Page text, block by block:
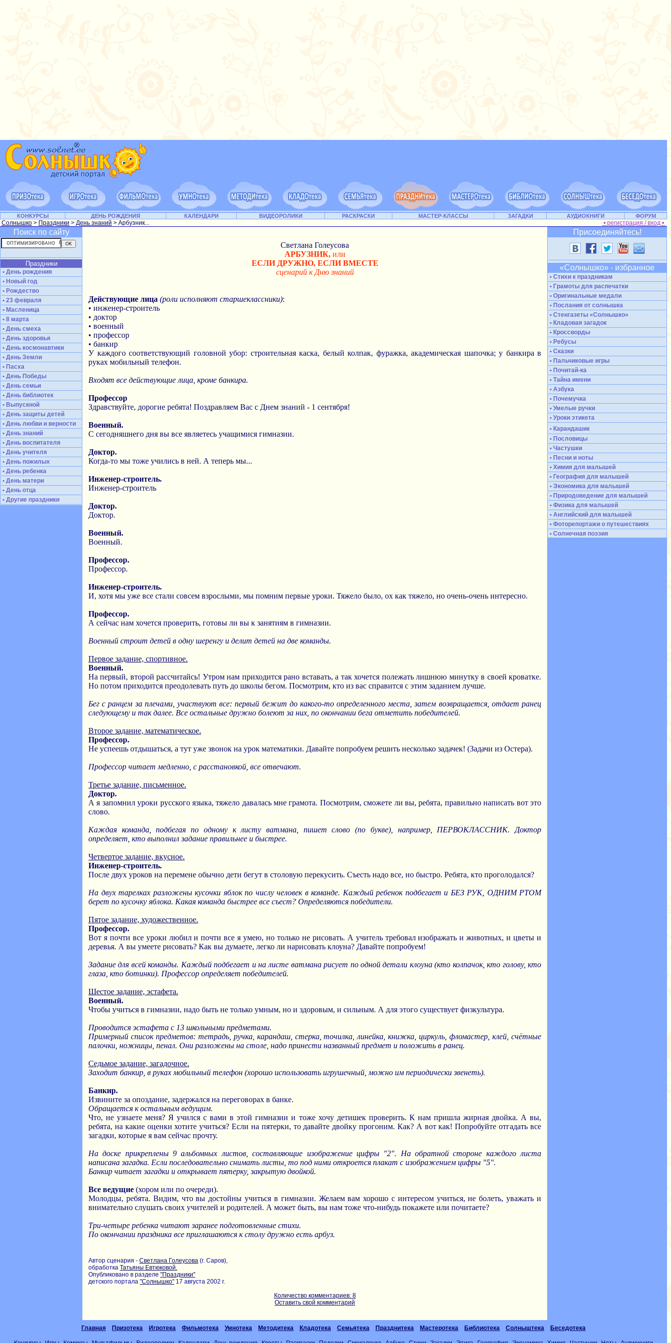
КОНКУРСЫ ДЕНЬ РОЖДЕНИЯ КАЛЕНДАРИ ВИДЕОРОЛИКИ РАСКРАСКИ МАСТЕР-КЛАССЫ ЗАГАДКИ АУДИОКНИГИ ФОРУМ
Солнышко > Праздники > День знаний > Арбузник... • регистрация / вход •
Поиск по сайту
Праздники
• День рождения
• Новый год
• Рождество
• 23 февраля
• Масленица
• 8 марта
• День смеха
• День здоровья
• День космонавтики
• День Земли
• Пасха
• День Победы
• День семьи
• День библиотек
• Выпускной
• День защиты детей
• День любви и верности
• День знаний
• День воспитателя
• День учителя
• День пожилых
• День ребенка
• День матери
• День отца
• Другие праздники
Светлана Голеусова
АРБУЗНИК,или
ЕСЛИ ДРУЖНО, ЕСЛИ ВМЕСТЕ
сценарий к Дню знаний
Действующие лица (роли исполняют старшеклассники):
• инженер-строитель
• доктор
• военный
• профессор
• банкир
У каждого соответствующий головной убор: строительная каска, белый колпак, фуражка, академическая шапочка; у банкира в
руках мобильный телефон.
Входят все действующие лица, кроме банкира.
Профессор
Здравствуйте, дорогие ребята! Поздравляем Вас с Днем знаний - 1 сентября!
Военный.
С сегодняшнего дня вы все являетесь учащимися гимназии.
Доктор.
Когда-то мы тоже учились в ней. А теперь мы...
Инженер-строитель.
Инженер-строитель
Доктор.
Доктор.
Военный.
Военный.
Профессор.
Профессор.
Инженер-строитель.
И, хотя мы уже все стали совсем взрослыми, мы помним первые уроки. Тяжело было, ох как тяжело, но очень-очень интересно.
Профессор.
А сейчас нам хочется проверить, готовы ли вы к занятиям в гимназии.
Военный строит детей в одну шеренгу и делит детей на две команды.
Первое задание, спортивное.
Военный.
На первый, второй рассчитайсь! Утром нам приходится рано вставать, а так хочется полежать лишнюю минутку в своей кроватке.
Но потом приходится преодолевать путь до школы бегом. Посмотрим, кто из вас справится с этим заданием лучше.
Бег с ранцем за плечами, участвуют все: первый бежит до какого-то определенного места, затем возвращается, отдает ранец
следующему и так далее. Все остальные дружно болеют за них, по окончании бега отметить победителей.
Второе задание, математическое.
Профессор.
Не успеешь отдышаться, а тут уже звонок на урок математики. Давайте попробуем решить несколько задачек! (Задачи из Остера).
Профессор читает медленно, с расстановкой, все отвечают.
Третье задание, письменное.
Доктор.
А я запомнил уроки русского языка, тяжело давалась мне грамота. Посмотрим, сможете ли вы, ребята, правильно написать вот это
слово.
Каждая команда, подбегая по одному к листу ватмана, пишет слово (по букве), например, ПЕРВОКЛАССНИК. Доктор
определяет, кто выполнил задание правильнее и быстрее.
Четвертое задание, вкусное.
Инженер-строитель.
После двух уроков на перемене обычно дети бегут в столовую перекусить. Съесть надо все, но быстро. Ребята, кто проголодался?
На двух тарелках разложены кусочки яблок по числу человек в команде. Каждый ребенок подбегает и БЕЗ РУК, ОДНИМ РТОМ
берет по кусочку яблока. Какая команда быстрее все съест? Определяются победители.
Пятое задание, художественное.
Профессор.
Вот я почти все уроки любил и почти все я умею, но только не рисовать. А учитель требовал изображать и животных, и цветы и
деревья. А вы умеете рисовать? Как вы думаете, легко ли нарисовать клоуна? Давайте попробуем!
Задание для всей команды. Каждый подбегает и на листе ватмана рисует по одной детали клоуна (кто колпачок, кто голову, кто
глаза, кто ботинки). Профессор определяет победителей.
Шестое задание, эстафета.
Военный.
Чтобы учиться в гимназии, надо быть не только умным, но и здоровым, и сильным. А для этого существует физкультура.
Проводится эстафета с 13 школьными предметами.
Примерный список предметов: тетрадь, ручка, карандаш, стерка, точилка, линейка, книжка, циркуль, фломастер, клей, счётные
палочки, ножницы, пенал. Они разложены на столе, надо принести названный предмет и положить в ранец.
Седьмое задание, загадочное.
Заходит банкир, в руках мобильный телефон (хорошо использовать игрушечный, можно им периодически звенеть).
Банкир.
Извините за опоздание, задержался на переговорах в банке.
Обращается к остальным ведущим.
Что, не узнаете меня? Я учился с вами в этой гимназии и тоже хочу детишек проверить. К нам пришла жирная двойка. А вы,
ребята, на какие оценки хотите учиться? Если на пятерки, то давайте двойку прогоним. Как? А вот как! Попробуйте отгадать все
загадки, которые я вам сейчас прочту.
На доске прикреплены 9 альбомных листов, составляющие изображение цифры "2". На обратной стороне каждого листа
написана загадка. Если последовательно снимать листы, то под ними откроется плакат с изображением цифры "5".
Банкир читает загадки и открывает пятерку, закрытую двойкой.
Все ведущие (хором или по очереди).
Молодцы, ребята. Видим, что вы достойны учиться в гимназии. Желаем вам хорошо с интересом учиться, не болеть, уважать и
внимательно слушать своих учителей и родителей. А может быть, вы нам тоже что-нибудь покажете или почитаете?
Три-четыре ребенка читают заранее подготовленные стихи.
По окончании праздника все приглашаются к столу дружно есть арбуз.
Автор сценария - Светлана Голеусова (г. Саров),
обработка Татьяны Евтюковой.
Опубликовано в разделе "Праздники"
детского портала "Солнышко" 17 августа 2002 г.
Количество комментариев: 8
Оставить свой комментарий
Присоединяйтесь!
«Солнышко» - избранное
• Стихи к праздникам
• Грамоты для распечатки
• Оригинальные медали
• Послания от солнышка
• Стенгазеты «Солнышко»
• Кладовая загадок
• Кроссворды
• Ребусы
• Сказки
• Пальчиковые игры
• Почитай-ка
• Тайна имени
• Азбука
• Почемучка
• Умелые ручки
• Уроки этикета
• Карандашик
• Пословицы
• Частушки
• Песни и ноты
• Химия для малышей
• География для малышей
• Экономика для малышей
• Природоведение для малышей
• Физика для малышей
• Английский для малышей
• Фоторепортажи о путешествиях
• Солнечная поэзия
Главная Призотека Игротека Фильмотека Умнотека Методитека Кладотека Семьятека Празднитека Мастеротека Библиотека Солныштека Беседотека